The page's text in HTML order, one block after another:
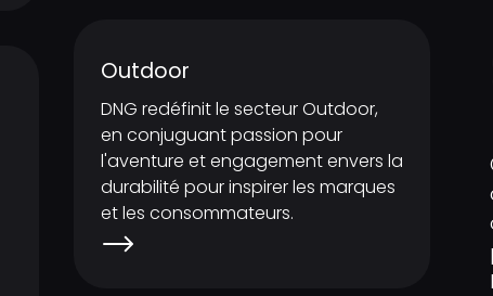
Outdoor
DNG redéfinit le secteur Outdoor,
en conjuguant passion pour
l'aventure et engagement envers la
durabilité pour inspirer les marques
et les consommateurs.